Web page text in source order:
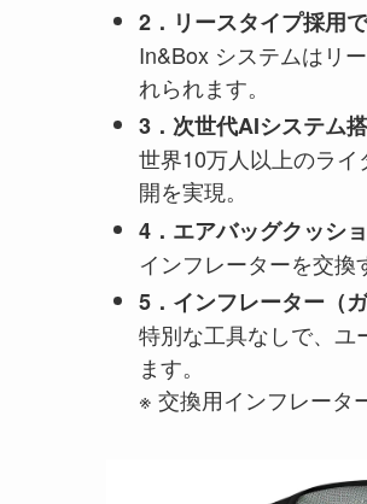
2．リースタイプ採用
In&Box システムはリ
れられます。
3．次世代AIシステム
世界10万人以上のラ
開を実現。
4．エアバッグクッシ
インフレーターを交換
5．インフレーター（
特別な工具なしで、ユ
ます。
※ 交換用インフレータ